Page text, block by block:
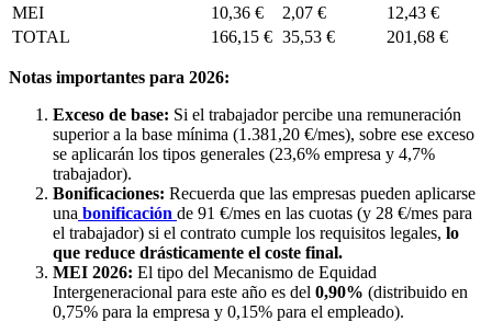
MEI
10,36 € 2,07 €
12,43 €
TOTAL
166,15 € 35,53 € 201,68 €
Notas importantes para 2026:
Exceso de base: Si el trabajador percibe una remuneración
superior a la base mínima (1.381,20 €/mes), sobre ese exceso
se aplicarán los tipos generales (23,6% empresa y 4,7%
trabajador).
Bonificaciones: Recuerda que las empresas pueden aplicarse
una bonificación de 91 €/mes en las cuotas (y 28 €/mes para
el trabajador) si el contrato cumple los requisitos legales, lo
que reduce drásticamente el coste final.
MEI 2026: El tipo del Mecanismo de Equidad
Intergeneracional para este año es del 0,90% (distribuido en
0,75% para la empresa y 0,15% para el empleado).